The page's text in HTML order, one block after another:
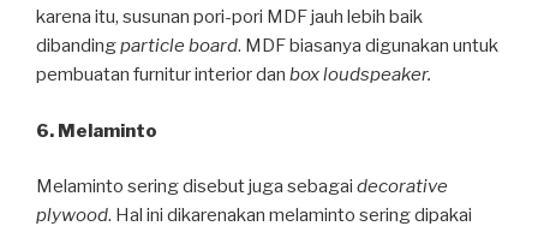
karena itu, susunan pori-pori MDF jauh lebih baik
dibandingparticle board. MDF biasanya digunakan untuk
pembuatan furnitur interior dan box loudspeaker.
6. Melaminto
Melaminto sering disebut juga sebagai decorative
plywood. Hal ini dikarenakan melaminto sering dipakai